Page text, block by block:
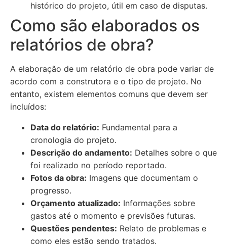
histórico do projeto, útil em caso de disputas.
Como são elaborados os
relatórios de obra?
A elaboração de um relatório de obra pode variar de
acordo com a construtora e o tipo de projeto. No
entanto, existem elementos comuns que devem ser
incluídos:
Data do relatório: Fundamental para a
cronologia do projeto.
Descrição do andamento: Detalhes sobre o que
foi realizado no período reportado.
Fotos da obra: Imagens que documentam o
progresso.
Orçamento atualizado: Informações sobre
gastos até o momento e previsões futuras.
Questões pendentes: Relato de problemas e
como eles estão sendo tratados.